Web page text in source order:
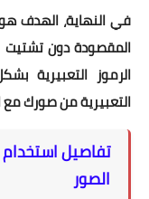
في النهاية، الهدف
المقصودة دون تشتيت
الرموز التعبيرية
التعبيرية من صورك مع
تفاصيل استخدام
الصور